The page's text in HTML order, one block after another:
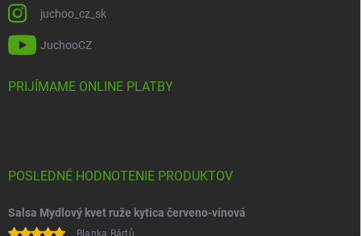
juchoo_cz_sk
JuchooCZ
PRIJÍMAME ONLINE PLATBY
POSLEDNÉ HODNOTENIE PRODUKTOV
Salsa Mydlový kvet ruže kytica červeno-vínová
Blanka Bártů